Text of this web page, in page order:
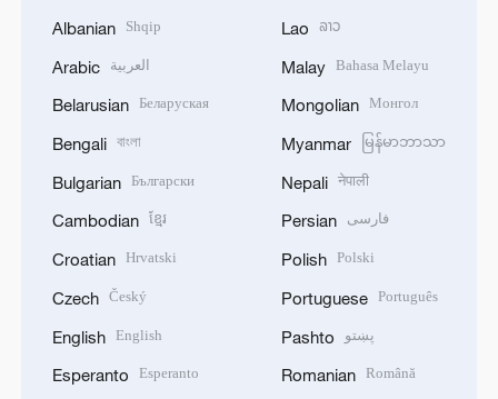
Albanian Shqip
Arabic العربية
Belarusian Беларуская
Bengali বাংলা
Bulgarian Български
Cambodian ខ្មែរ
Croatian Hrvatski
Czech Český
English English
Esperanto Esperanto
Lao ລາວ
Malay Bahasa Melayu
Mongolian Монгол
Myanmar မြန်မာဘာသာ
Nepali नेपाली
Persian فارسی
Polish Polski
Portuguese Português
Pashto پښتو
Romanian Română